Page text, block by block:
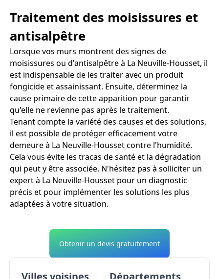
Traitement des moisissures et
antisalpêtre
Lorsque vos murs montrent des signes de
moisissures ou d'antisalpêtre à La Neuville-Housset, il
est indispensable de les traiter avec un produit
fongicide et assainissant. Ensuite, déterminez la
cause primaire de cette apparition pour garantir
qu'elle ne revienne pas après le traitement.
Tenant compte la variété des causes et des solutions,
il est possible de protéger efficacement votre
demeure à La Neuville-Housset contre l'humidité.
Cela vous évite les tracas de santé et la dégradation
qui peut y être associée. N'hésitez pas à solliciter un
expert à La Neuville-Housset pour un diagnostic
précis et pour implémenter les solutions les plus
adaptées à votre situation.
Obtenir un devis gratuitement